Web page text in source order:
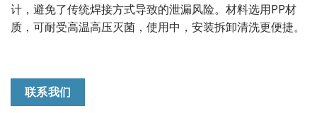
计，避免了传统焊接方式导致的泄漏风险。材料选用PP材
质，可耐受高温高压灭菌，使用中，安装拆卸清洗更便捷。
联系我们